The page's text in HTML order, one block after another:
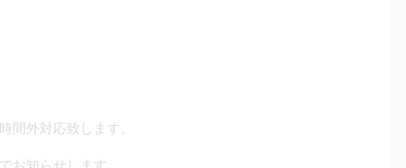
間外対応致します。